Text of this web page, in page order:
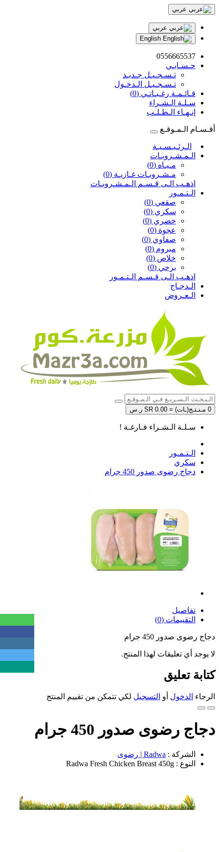
عربي
عربي
0556665537
حـسـابـي
تـسـجـيـل جـديـد
تـسـجـيـل الـدخـول
قـائـمـة رغـبـاتـي (0)
سـلـة الـشـراء
إنـهـاء الـطـلـب
أقـسـام الـمـوقـع
الـرئـيـسـيـة
الـمـشـروبـات
مـيـاه (0)
مـشـروبـات غـازيـة (0)
اذهـب الـى قـسـم الـمـشـروبـات
الـتـمـور
صقعي (0)
سكري (0)
خضري (0)
عجوة (0)
صفاوي (0)
مبروم (0)
خلاص (0)
برحي (0)
اذهـب الـى قـسـم الـتـمـور
الـدجـاج
الـعـروض
0 مـنـتـج(ـات) = SR 0.00 ر.س
سـلـة الـشـراء فـارغـة !
الـتـمـور
سكري
دجاج رضوى صدور 450 جرام
تفاصيل
التقييمات (0)
دجاج رضوى صدور 450 جرام
لا يوجد أي تعليقات لهذا المنتج.
كتابة تعليق
الرجاء الدخول أو التسجيل لكي تتمكن من تقييم المنتج
دجاج رضوى صدور 450 جرام
الشركة : Radwa | رضوى
النوع : Radwa Fresh Chicken Breast 450g